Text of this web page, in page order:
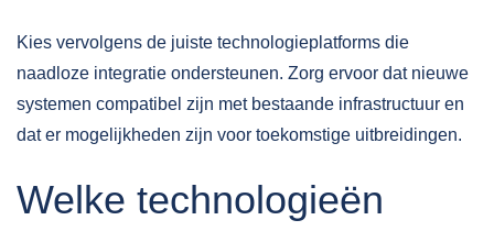
Kies vervolgens de juiste technologieplatforms die
naadloze integratie ondersteunen. Zorg ervoor dat nieuwe
systemen compatibel zijn met bestaande infrastructuur en
dat er mogelijkheden zijn voor toekomstige uitbreidingen.
Welke technologieën